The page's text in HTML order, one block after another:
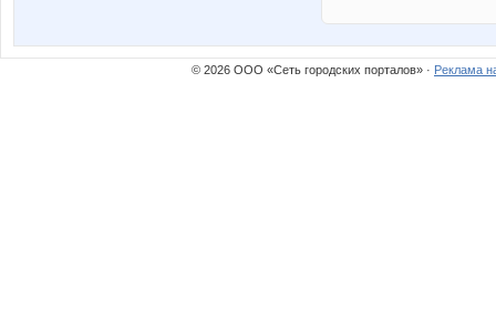
© 2026 ООО «Сеть городских порталов» · Реклама